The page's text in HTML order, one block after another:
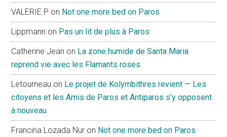
VALERIE P on Not one more bed on Paros
Lippmann on Pas un lit de plus à Paros
Catherine Jean on La zone humide de Santa Maria
reprend vie avec les Flamants roses
Letourneau on Le projet de Kolymbithres revient — Les
citoyens et les Amis de Paros et Antiparos s’y opposent
à nouveau
Francina Lozada Nur on Not one more bed on Paros